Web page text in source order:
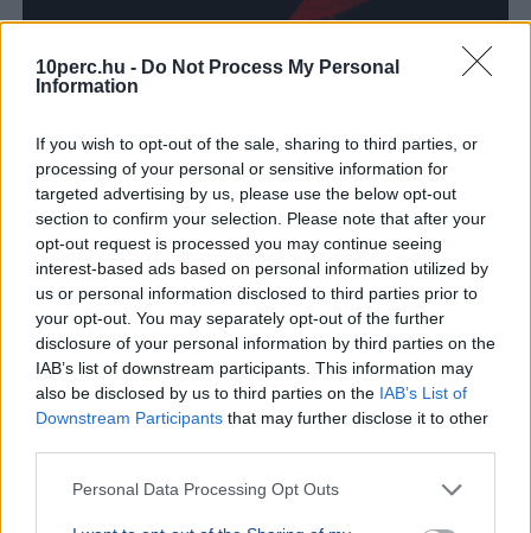
10perc.hu - Do Not Process My Personal
Information
If you wish to opt-out of the sale, sharing to third parties, or
processing of your personal or sensitive information for
targeted advertising by us, please use the below opt-out
section to confirm your selection. Please note that after your
opt-out request is processed you may continue seeing
interest-based ads based on personal information utilized by
us or personal information disclosed to third parties prior to
your opt-out. You may separately opt-out of the further
disclosure of your personal information by third parties on the
IAB’s list of downstream participants. This information may
also be disclosed by us to third parties on the IAB’s List of
Downstream Participants that may further disclose it to other
Personal Data Processing Opt Outs
Augusztus 12-én este részleges napfogyatkozás látható
Magyarországról, a Hold a Nap 60 százalékát takarja
majd el napnyugtakor.Bővebben...
Karácsony ünnep